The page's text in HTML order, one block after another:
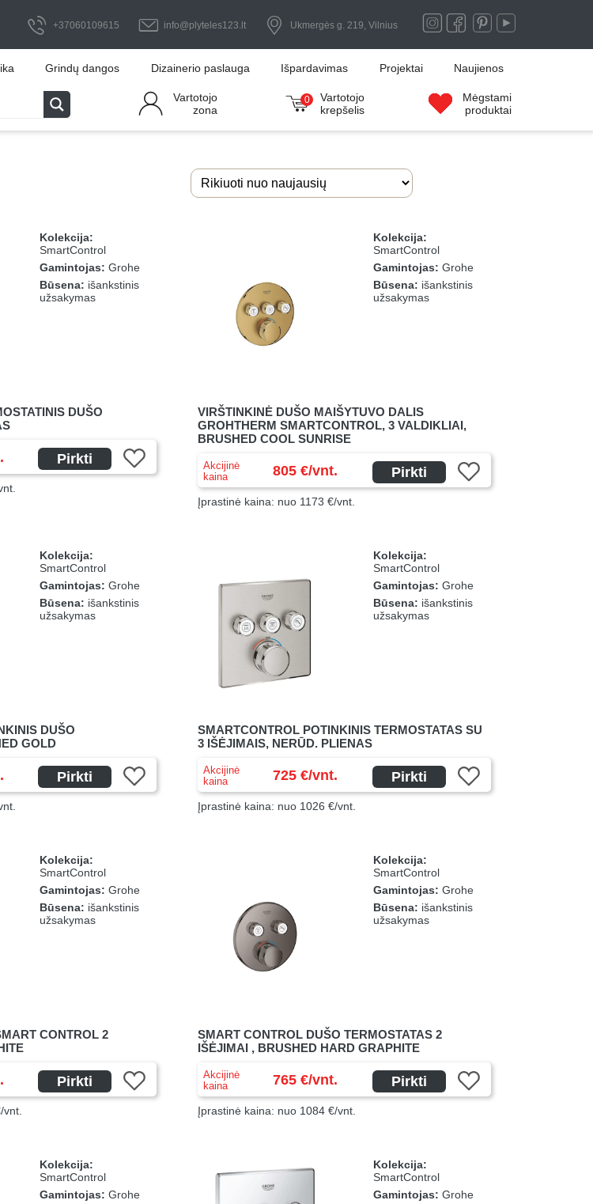
+37060109615 info@plyteles123.lt Ukmergės g. 219, Vilnius
Grindų dangos Dizainerio paslauga Išpardavimas Projektai Naujienos
Vartotojo
zona
0
Vartotojo
krepšelis
Mėgstami
produktai
Kolekcija:
SmartControl
Gamintojas: Grohe
Būsena: išankstinis
užsakymas
DUŠO
Pirkti
Kolekcija:
SmartControl
Gamintojas: Grohe
Būsena: išankstinis
užsakymas
VIRŠTINKINĖ DUŠO MAIŠYTUVO DALIS
GROHTHERM SMARTCONTROL, 3 VALDIKLIAI,
BRUSHED COOL SUNRISE
Akcijinė
kaina
805 €/vnt. Pirkti
Įprastinė kaina: nuo 1173 €/vnt.
Kolekcija:
SmartControl
Gamintojas: Grohe
Būsena: išankstinis
užsakymas
DUŠO
GOLD
Pirkti
Kolekcija:
SmartControl
Gamintojas: Grohe
Būsena: išankstinis
užsakymas
SMARTCONTROL POTINKINIS TERMOSTATAS SU
3 IŠĖJIMAIS, NERŪD. PLIENAS
Akcijinė
kaina
725 €/vnt. Pirkti
Įprastinė kaina: nuo 1026 €/vnt.
Kolekcija:
SmartControl
Gamintojas: Grohe
Būsena: išankstinis
užsakymas
CONTROL 2
Pirkti
Kolekcija:
SmartControl
Gamintojas: Grohe
Būsena: išankstinis
užsakymas
SMART CONTROL DUŠO TERMOSTATAS 2
IŠĖJIMAI , BRUSHED HARD GRAPHITE
Akcijinė
kaina
765 €/vnt. Pirkti
Įprastinė kaina: nuo 1084 €/vnt.
Kolekcija:
SmartControl
Gamintojas: Grohe
Kolekcija:
SmartControl
Gamintojas: Grohe